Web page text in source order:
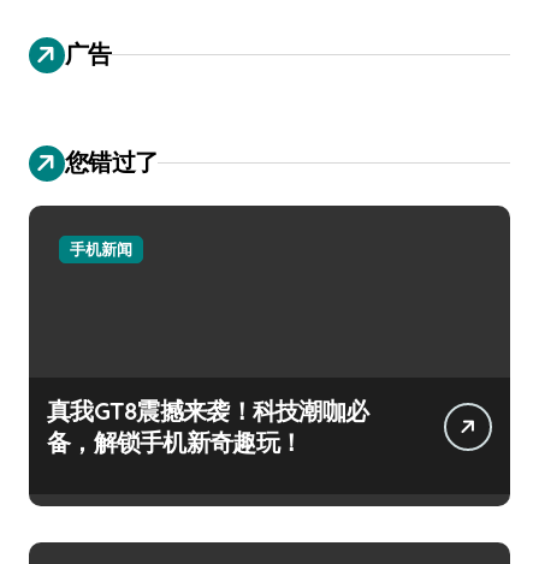
广告
您错过了
手机新闻
真我GT8震撼来袭！科技潮咖必
备，解锁手机新奇趣玩！